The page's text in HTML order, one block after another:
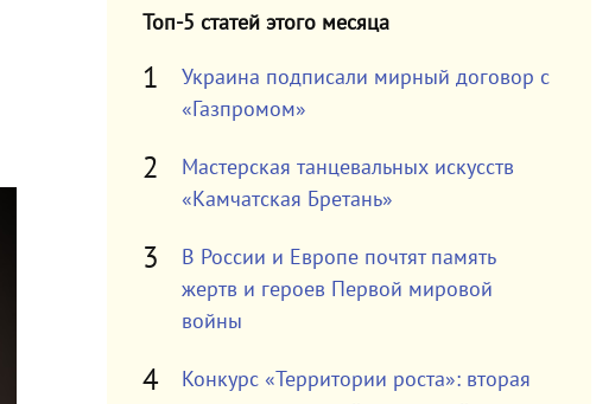
Топ-5 статей этого месяца
Украина подписали мирный договор с
«Газпромом»
Мастерская танцевальных искусств
«Камчатская Бретань»
В России и Европе почтят память
жертв и героев Первой мировой
войны
Конкурс «Территории роста»: вторая